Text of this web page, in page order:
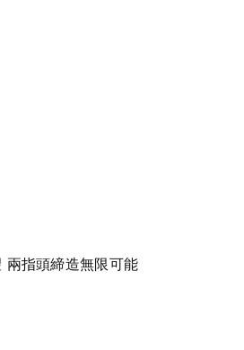
兩指頭締造無限可能